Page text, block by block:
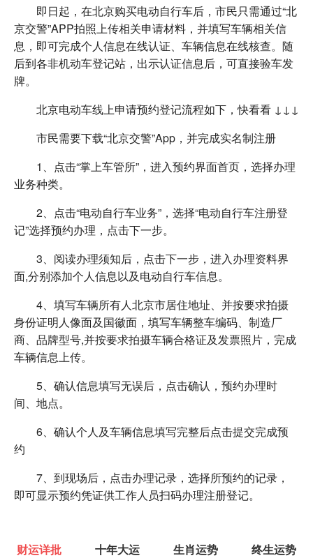
即日起，在北京购买电动自行车后，市民只需通过“北
京交警”APP拍照上传相关申请材料，并填写车辆相关信
息，即可完成个人信息在线认证、车辆信息在线核查。随
后到各非机动车登记站，出示认证信息后，可直接验车发
牌。
北京电动车线上申请预约登记流程如下，快看看 ↓↓↓
市民需要下载“北京交警”App，并完成实名制注册
1、点击“掌上车管所”，进入预约界面首页，选择办理
业务种类。
2、点击“电动自行车业务”，选择“电动自行车注册登
记”选择预约办理，点击下一步。
3、阅读办理须知后，点击下一步，进入办理资料界
面,分别添加个人信息以及电动自行车信息。
4、填写车辆所有人北京市居住地址、并按要求拍摄
身份证明人像面及国徽面，填写车辆整车编码、制造厂
商、品牌型号,并按要求拍摄车辆合格证及发票照片，完成
车辆信息上传。
5、确认信息填写无误后，点击确认，预约办理时
间、地点。
6、确认个人及车辆信息填写完整后点击提交完成预
约
7、到现场后，点击办理记录，选择所预约的记录，
即可显示预约凭证供工作人员扫码办理注册登记。
财运详批 十年大运 生肖运势 终生运势